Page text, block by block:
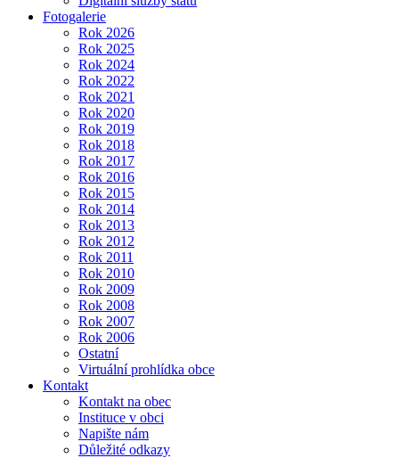
Fotogalerie
Rok 2026
Rok 2025
Rok 2024
Rok 2022
Rok 2021
Rok 2020
Rok 2019
Rok 2018
Rok 2017
Rok 2016
Rok 2015
Rok 2014
Rok 2013
Rok 2012
Rok 2011
Rok 2010
Rok 2009
Rok 2008
Rok 2007
Rok 2006
Ostatní
Virtuální prohlídka obce
Kontakt
Kontakt na obec
Instituce v obci
Napište nám
Důležité odkazy